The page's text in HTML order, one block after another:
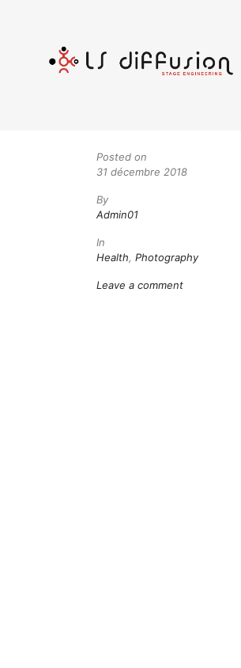
Posted on
31 décembre 2018
By
Admin01
In
Health, Photography
Leave a comment